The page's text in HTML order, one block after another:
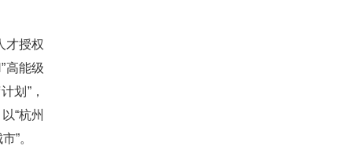
才授权
高能级
划”，
“杭州
”。